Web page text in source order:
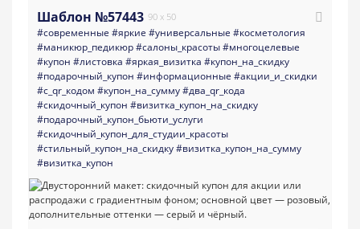
Шаблон №57443 90 x 50
#современные #яркие #универсальные #косметология
#маникюр_педикюр#салоны_красоты#многоцелевые
#купон #листовка #яркая_визитка #купон_на_скидку
#подарочный_купон #информационные #акции_и_скидки
#с_qr_кодом #купон_на_сумму#два_qr_кода
#скидочный_купон #визитка_купон_на_скидку
#подарочный_купон_бьюти_услуги
#скидочный_купон_для_студии_красоты
#стильный_купон_на_скидку#визитка_купон_на_сумму
#визитка_купон